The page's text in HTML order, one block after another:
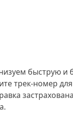
быструю и
трек-номер